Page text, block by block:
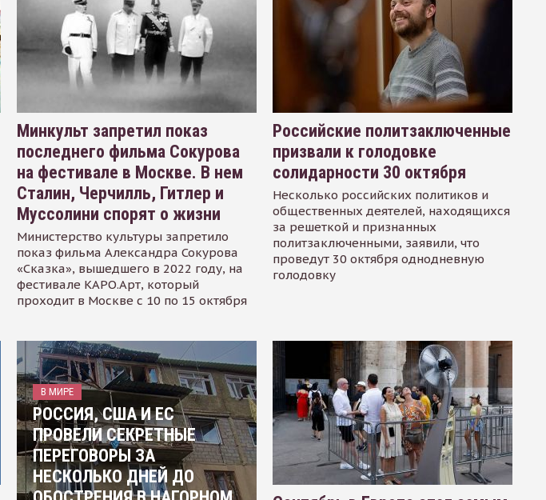
Минкульт запретил показ
последнего фильма Сокурова
на фестивале в Москве. В нем
Сталин, Черчилль, Гитлер и
Муссолини спорят о жизни
Министерство культуры запретило
показ фильма Александра Сокурова
«Сказка», вышедшего в 2022 году, на
фестивале КАРО.Арт, который
проходит в Москве с 10 по 15 октября
Российские политзаключенные
призвали к голодовке
солидарности 30 октября
Несколько российских политиков и
общественных деятелей, находящихся
за решеткой и признанных
политзаключенными, заявили, что
проведут 30 октября однодневную
голодовку
В МИРЕ
РОССИЯ, США И ЕС
ПРОВЕЛИ СЕКРЕТНЫЕ
ПЕРЕГОВОРЫ ЗА
НЕСКОЛЬКО ДНЕЙ ДО